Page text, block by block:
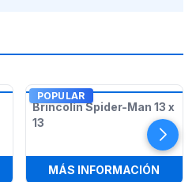
BRINCOLÍN BATMAN 13 X 13
POPULAR
Brincolín Spider-Man 13 x
13
MÁS INFORMACIÓN